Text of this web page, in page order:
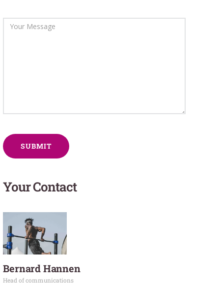
Your Contact
Bernard Hannen
Head of communications